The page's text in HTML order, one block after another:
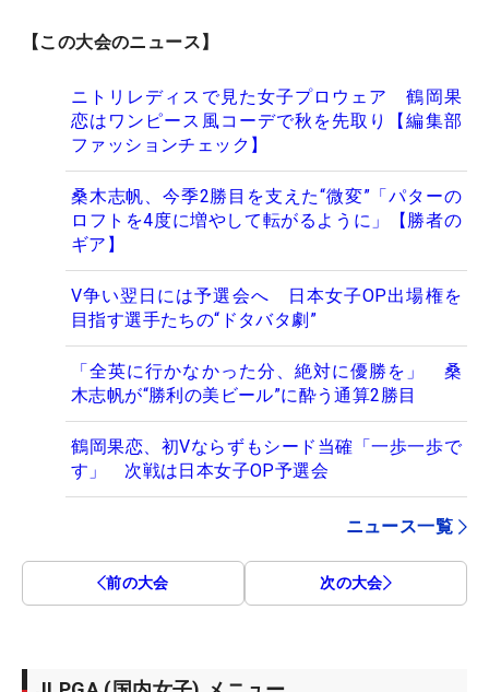
【この大会のニュース】
ニトリレディスで見た女子プロウェア 鶴岡果
恋はワンピース風コーデで秋を先取り【編集部
ファッションチェック】
桑木志帆、今季2勝目を支えた“微変”「パターの
ロフトを4度に増やして転がるように」【勝者の
ギア】
V争い翌日には予選会へ 日本女子OP出場権を
目指す選手たちの“ドタバタ劇”
「全英に行かなかった分、絶対に優勝を」 桑
木志帆が“勝利の美ビール”に酔う通算2勝目
鶴岡果恋、初Vならずもシード当確「一歩一歩で
す」 次戦は日本女子OP予選会
ニュース一覧
前の大会 次の大会